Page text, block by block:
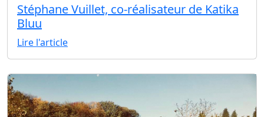
Stéphane Vuillet, co-réalisateur de Katika
Bluu
Lire l'article